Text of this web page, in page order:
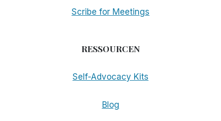
Scribe for Meetings
RESSOURCEN
Self-Advocacy Kits
Blog